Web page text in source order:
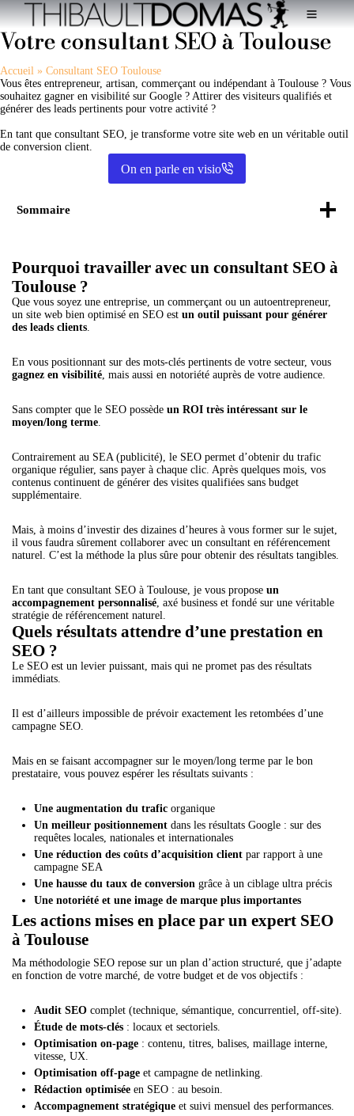
Aller
au
contenu
Votre consultant SEO à Toulouse
Accueil » Consultant SEO Toulouse
Vous êtes entrepreneur, artisan, commerçant ou indépendant à Toulouse ? Vous
souhaitez gagner en visibilité sur Google ? Attirer des visiteurs qualifiés et
générer des leads pertinents pour votre activité ?
En tant que consultant SEO, je transforme votre site web en un véritable outil
de conversion client.
On en parle en visio
Sommaire
Pourquoi travailler avec un consultant SEO à
Toulouse ?
Que vous soyez une entreprise, un commerçant ou un autoentrepreneur,
un site web bien optimisé en SEO est un outil puissant pour générer
des leads clients
En vous positionnant sur des mots-clés pertinents de votre secteur, vous
gagnez en visibilité , mais aussi en notoriété auprès de votre audience.
Sans compter que le SEO possède un ROI très intéressant sur le
moyen/long terme
Contrairement au SEA (publicité), le SEO permet d’obtenir du trafic
organique régulier, sans payer à chaque clic. Après quelques mois, vos
contenus continuent de générer des visites qualifiées sans budget
supplémentaire.
Mais, à moins d’investir des dizaines d’heures à vous former sur le sujet,
il vous faudra sûrement collaborer avec un consultant en référencement
naturel. C’est la méthode la plus sûre pour obtenir des résultats tangibles.
En tant que consultant SEO à Toulouse, je vous propose un
accompagnement personnalisé , axé business et fondé sur une véritable
stratégie de référencement naturel.
Quels résultats attendre d’une prestation en
SEO ?
Le SEO est un levier puissant, mais qui ne promet pas des résultats
immédiats.
Il est d’ailleurs impossible de prévoir exactement les retombées d’une
campagne SEO.
Mais en se faisant accompagner sur le moyen/long terme par le bon
prestataire, vous pouvez espérer les résultats suivants :
Une augmentation du trafic organique
Un meilleur positionnement dans les résultats Google : sur des
requêtes locales, nationales et internationales
Une réduction des coûts d’acquisition client par rapport à une
campagne SEA
Une hausse du taux de conversion grâce à un ciblage ultra précis
Une notoriété et une image de marque plus importantes
Les actions mises en place par un expert SEO
à Toulouse
Ma méthodologie SEO repose sur un plan d’action structuré, que j’adapte
en fonction de votre marché, de votre budget et de vos objectifs :
Audit SEO complet (technique, sémantique, concurrentiel, off-site).
Étude de mots-clés : locaux et sectoriels.
Optimisation on-page : contenu, titres, balises, maillage interne,
vitesse, UX.
Optimisation off-page et campagne de netlinking.
Rédaction optimisée en SEO : au besoin.
Accompagnement stratégique et suivi mensuel des performances.